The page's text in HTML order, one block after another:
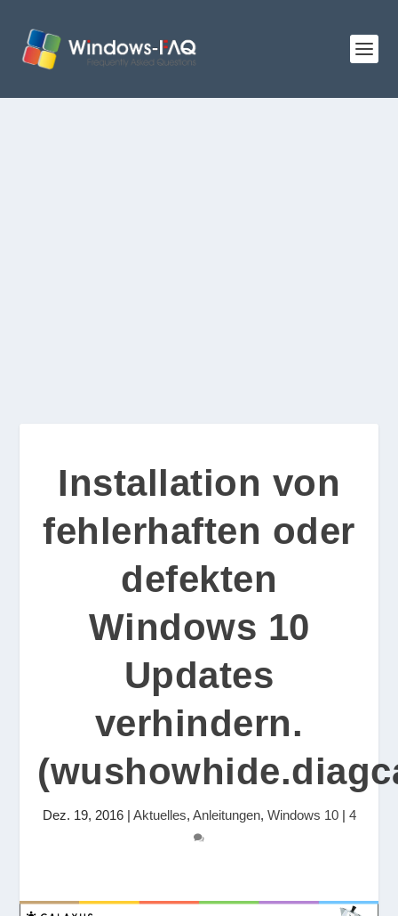
Installation von
fehlerhaften oder
defekten
Windows 10
Updates
verhindern.
Dez. 19, 2016| Aktuelles, Anleitungen, Windows 10| 4